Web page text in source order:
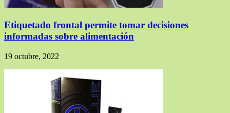
Etiquetado frontal permite tomar decisiones
informadas sobre alimentación
19 octubre, 2022